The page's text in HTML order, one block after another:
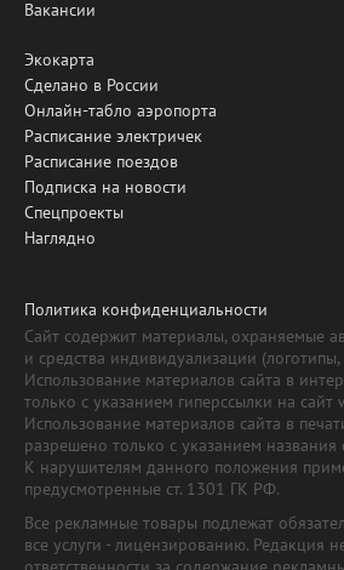
Вакансии
Экокарта
Сделано в России
Онлайн-табло аэропорта
Расписание электричек
Расписание поездов
Подписка на новости
Спецпроекты
Наглядно
Политика конфиденциальности
Сайт содержит материалы, охраняемые
и средства индивидуализации
Использование материалов сайта в
только с указанием гиперссылки на сайт
Использование материалов сайта в
разрешено только с указанием названия
К нарушителям данного положения
предусмотренные ст. 1301 ГК РФ.
Все рекламные товары подлежат
все услуги - лицензированию. Редакция